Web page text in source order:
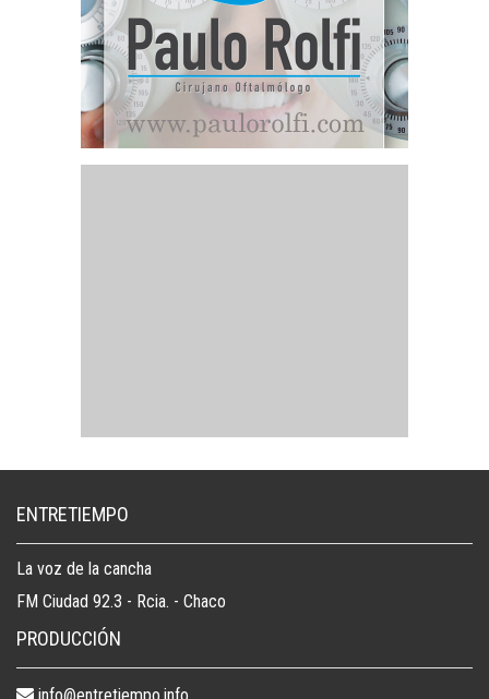
ENTRETIEMPO
La voz de la cancha
FM Ciudad 92.3 - Rcia. - Chaco
PRODUCCIÓN